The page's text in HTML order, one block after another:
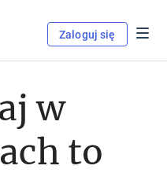
Zaloguj się
w
to